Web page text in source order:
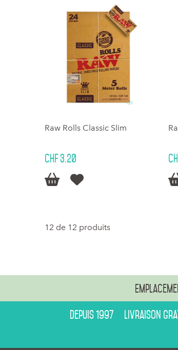
Raw Rolls Classic Slim
CHF 3.20
 
12 de 12 produits
Depuis 1997 Livraison